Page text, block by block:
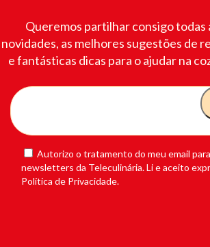
Queremos partilhar consigo todas
novidades, as melhores sugestões de
e fantásticas dicas para o ajudar na
Autorizo o tratamento do meu email
newsletters da Teleculinária. Li e aceito
Política de Privacidade.